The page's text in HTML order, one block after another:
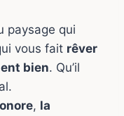
paysage qui
vous fait rêver
bien. Qu’il
, la